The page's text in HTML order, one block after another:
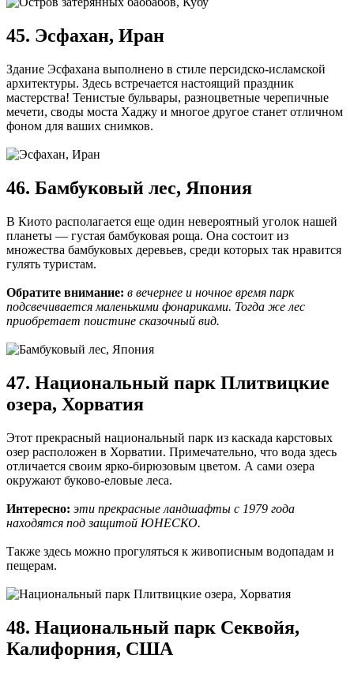
45. Эсфахан, Иран
Здание Эсфахана выполнено в стиле персидско-исламской
архитектуры. Здесь встречается настоящий праздник
мастерства! Тенистые бульвары, разноцветные черепичные
мечети, своды моста Хаджу и многое другое станет отличном
фоном для ваших снимков.
46. Бамбуковый лес, Япония
В Киото располагается еще один невероятный уголок нашей
планеты — густая бамбуковая роща. Она состоит из
множества бамбуковых деревьев, среди которых так нравится
гулять туристам.
Обратите внимание: в вечернее и ночное время парк
подсвечивается маленькими фонариками. Тогда же лес
приобретает поистине сказочный вид.
47. Национальный парк Плитвицкие
озера, Хорватия
Этот прекрасный национальный парк из каскада карстовых
озер расположен в Хорватии. Примечательно, что вода здесь
отличается своим ярко-бирюзовым цветом. А сами озера
окружают буково-еловые леса.
Интересно: эти прекрасные ландшафты с 1979 года
находятся под защитой ЮНЕСКО.
Также здесь можно прогуляться к живописным водопадам и
пещерам.
48. Национальный парк Секвойя,
Калифорния, США